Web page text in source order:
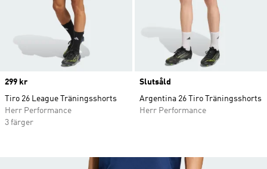
Price
299 kr
Tiro 26 League Träningsshorts
Herr Performance
3 färger
Slutsåld
Argentina 26 Tiro Träningsshorts
Herr Performance